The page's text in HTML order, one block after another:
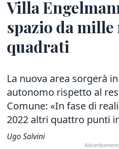
Villa
spazio da
quadrati
La nuova area sorgerà
autonomo rispetto al
Comune: «In fase di
2022 altri quattro punti
Ugo Salvini